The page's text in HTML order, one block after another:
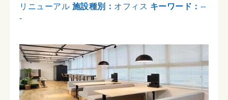
リニューアル 施設種別： オフィス キーワード： --
-